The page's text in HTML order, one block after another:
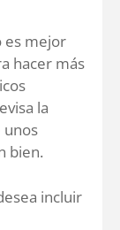
es mejor
hacer más
la
unos
bien.
incluir